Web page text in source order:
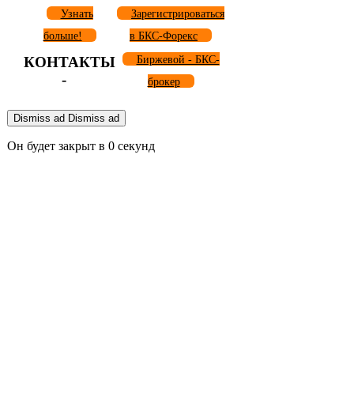
Узнать
больше!
Зарегистрироваться
в БКС-Форекс
КОНТАКТЫ
-
Биржевой - БКС-
брокер
Dismiss ad Dismiss ad
Он будет закрыт в 0 секунд